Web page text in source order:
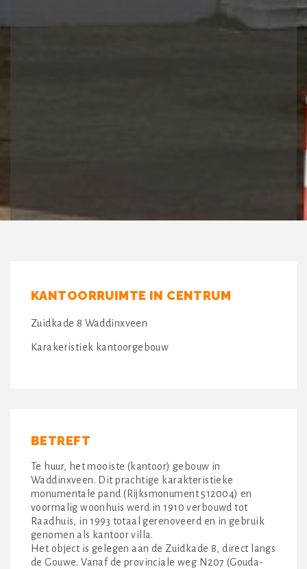
KANTOORRUIMTE IN CENTRUM
Zuidkade 8 Waddinxveen
Karakeristiek kantoorgebouw
BETREFT
Te huur, het mooiste (kantoor) gebouw in
Waddinxveen. Dit prachtige karakteristieke
monumentale pand (Rijksmonument 512004) en
voormalig woonhuis werd in 1910 verbouwd tot
Raadhuis, in 1993 totaal gerenoveerd en in gebruik
genomen als kantoor villa.
Het object is gelegen aan de Zuidkade 8, direct langs
de Gouwe. Vanaf de provinciale weg N207 (Gouda-